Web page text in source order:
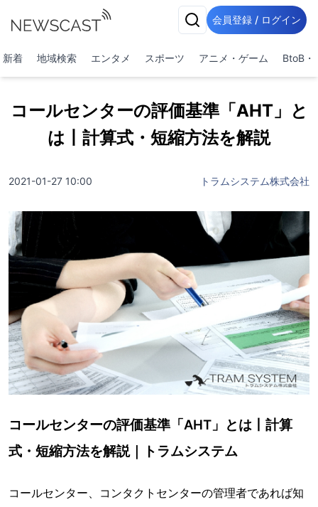
会員登録 / ログイン
新着 地域検索 エンタメ スポーツ アニメ・ゲーム BtoB・
コールセンターの評価基準「AHT」と
は丨計算式・短縮方法を解説
2021-01-27 10:00 トラムシステム株式会社
コールセンターの評価基準「AHT」とは丨計算
式・短縮方法を解説｜トラムシステム
コールセンター、コンタクトセンターの管理者であれば知